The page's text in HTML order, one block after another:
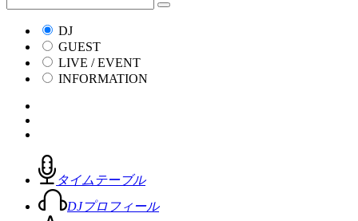
DJ
GUEST
LIVE / EVENT
INFORMATION
タイムテーブル
DJプロフィール